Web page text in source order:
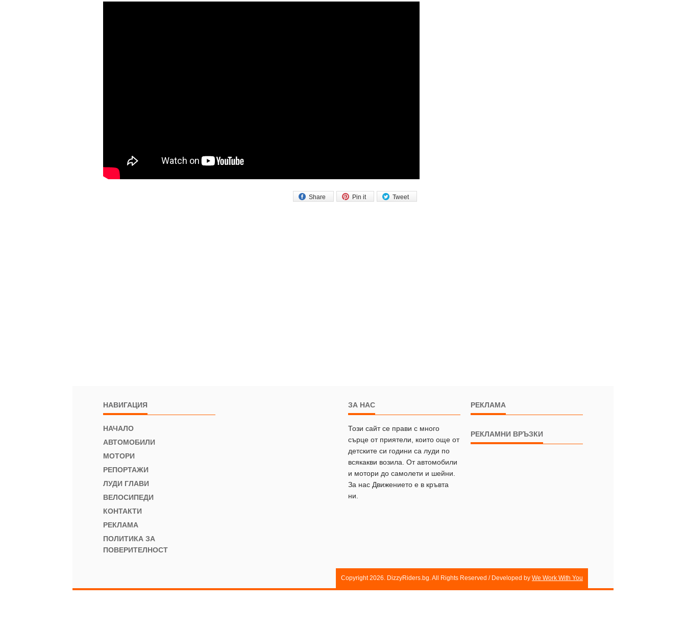
Tweet
Pin it
Share
НАВИГАЦИЯ
НАЧАЛО
АВТОМОБИЛИ
МОТОРИ
РЕПОРТАЖИ
ЛУДИ ГЛАВИ
ВЕЛОСИПЕДИ
КОНТАКТИ
РЕКЛАМА
ПОЛИТИКА ЗА
ПОВЕРИТЕЛНОСТ
ЗА НАС
Този сайт се прави с много
сърце от приятели, които още от
детските си години са луди по
всякакви возила. От автомобили
и мотори до самолети и шейни.
За нас Движението е в кръвта
ни.
РЕКЛАМА
РЕКЛАМНИ ВРЪЗКИ
Copyright 2026. DizzyRiders.bg. All Rights Reserved / Developed by We Work With You